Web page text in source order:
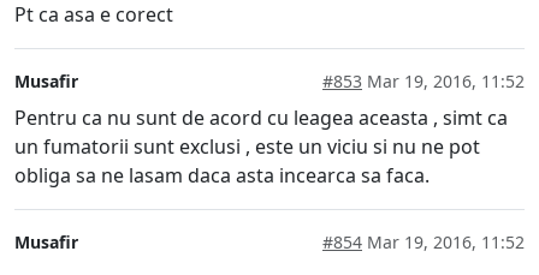
Pt ca asa e corect
Musafir #853 Mar 19, 2016, 11:52
Pentru ca nu sunt de acord cu leagea aceasta , simt ca
un fumatorii sunt exclusi , este un viciu si nu ne pot
obliga sa ne lasam daca asta incearca sa faca.
Musafir #854 Mar 19, 2016, 11:52